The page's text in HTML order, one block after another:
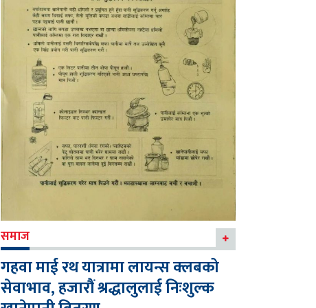
समाज
गहवा माई रथ यात्रामा लायन्स क्लबको
सेवाभाव, हजारौं श्रद्धालुलाई निःशुल्क